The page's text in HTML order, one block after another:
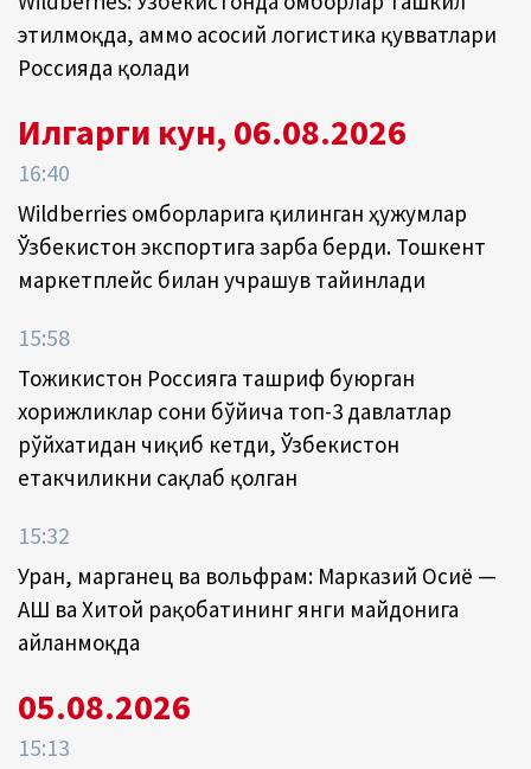
этилмоқда, аммо асосий логистика қувватлари
Россияда қолади
Илгарги кун, 06.08.2026
16:40
Wildberries омборларига қилинган ҳужумлар
Ўзбекистон экспортига зарба берди. Тошкент
маркетплейс билан учрашув тайинлади
15:58
Тожикистон Россияга ташриф буюрган
хорижликлар сони бўйича топ-3 давлатлар
рўйхатидан чиқиб кетди, Ўзбекистон
етакчиликни сақлаб қолган
15:32
Уран, марганец ва вольфрам: Марказий Осиё —
АҚШ ва Хитой рақобатининг янги майдонига
айланмоқда
05.08.2026
15:13